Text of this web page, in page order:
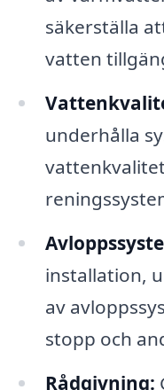
säkerställa
vatten
underhålla
installation,
av
stopp och
Rådgivning: